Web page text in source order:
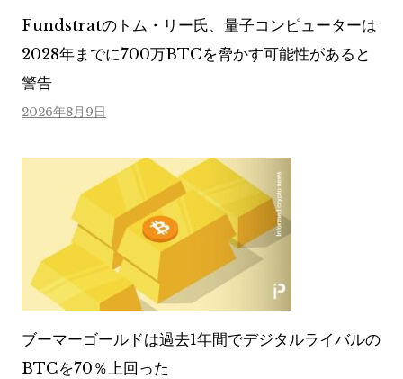
Fundstratのトム・リー氏、量子コンピューターは
2028年までに700万BTCを脅かす可能性があると
警告
2026年8月9日
ブーマーゴールドは過去1年間でデジタルライバルの
BTCを70％上回った